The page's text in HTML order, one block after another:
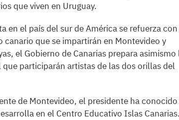
que viven en Uruguay.
en el país del sur de América se refuerza
que se impartirán en Montevideo y
el Gobierno de Canarias prepara asimismo
participarán artistas de las dos orillas del
de Montevideo, el presidente ha
en el Centro Educativo Islas